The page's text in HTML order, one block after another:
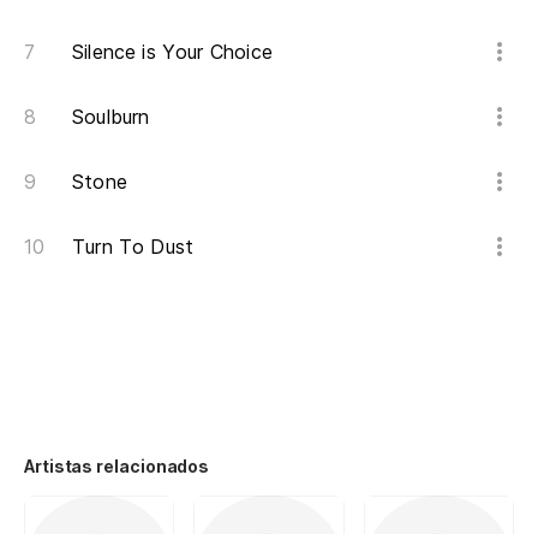
Silence is Your Choice
Soulburn
Stone
Turn To Dust
Artistas relacionados